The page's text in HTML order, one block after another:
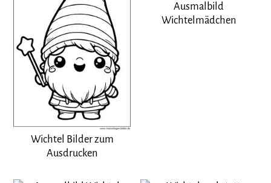
Wichtel Bilder zum
Ausdrucken
Ausmalbild
Wichtelmädchen